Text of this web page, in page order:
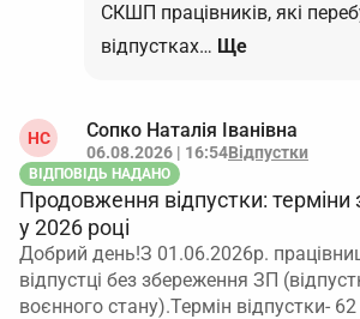
СКШП працівників, які
відпустках… Ще
НС Сопко Наталія Іванівна
06.08.2026 | 16:54Відпустки
ВІДПОВІДЬ НАДАНО
Продовження відпустки: терміни
у 2026 році
Добрий день!З 01.06.2026р.
відпустці без збереження ЗП
воєнного стану).Термін відпустки- 62